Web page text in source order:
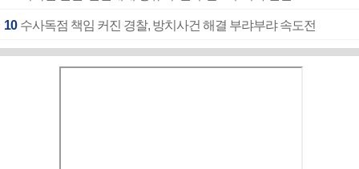
10 수사독점 책임 커진 경찰, 방치사건 해결 부랴부랴 속도전